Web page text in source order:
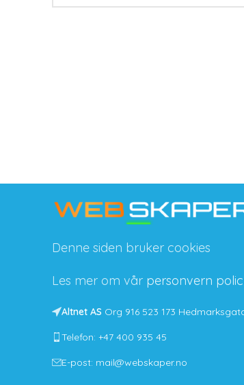
Denne siden bruker cookies
Les mer om vår personvern
Altnet AS Org 916 523 173
Telefon: +47 400 935 45
E-post: mail@webskaper.no